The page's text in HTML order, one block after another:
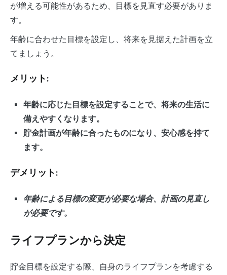
が増える可能性があるため、目標を見直す必要がありま
す。
年齢に合わせた目標を設定し、将来を見据えた計画を立
てましょう。
メリット:
年齢に応じた目標を設定することで、将来の生活に
備えやすくなります。
貯金計画が年齢に合ったものになり、安心感を持て
ます。
デメリット:
年齢による目標の変更が必要な場合、計画の見直し
が必要です。
ライフプランから決定
貯金目標を設定する際、自身のライフプランを考慮する